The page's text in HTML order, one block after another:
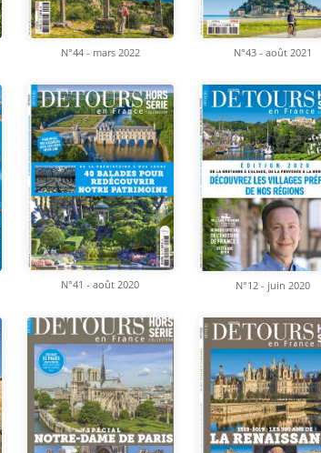
N°44 - mars 2022 N°43 - août 2021
N°41 - août 2020 N°12 - juin 2020